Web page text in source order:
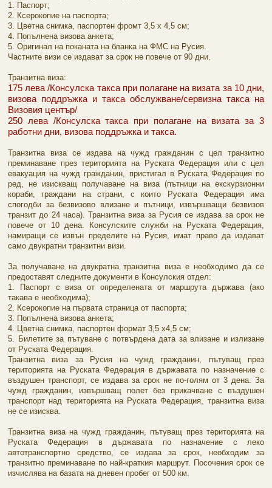
1. Паспорт;
2. Ксерокопие на паспорта;
3. Цветна снимка, паспортен фромт 3,5 х 4,5 см;
4. Попълнена визова анкета;
5. Оригинал на поканата на бланка на ФМС на Русия.
Частните визи се издават за срок не повече от 90 дни.
Транзитна виза:
175 лева /Консулска такса при полагане на визата за 10 дни,
визова поддръжка и такса обслужване/сервизна такса на
Визовия център/
250 лева /Консулска такса при полагане на визата за 3
работни дни, визова поддръжка и такса.
Транзитна виза се издава на чужд гражданин с цел транзитно
преминаване през територията на Руската Федерация или с цел
евакуация на чужд гражданин, пристигал в Руската Федерация по
ред, не изискващ получаване на виза (пътници на екскурзионни
кораби, граждани на страни, с които Руската Федерация има
спогодби за безвизово влизане и пътници, извършващи безвизов
транзит до 24 часа). Транзитна виза за Русия се издава за срок не
повече от 10 дена. Консулските служби на Руската Федерация,
намиращи се извън пределите на Русия, имат право да издават
само двукратни транзитни визи.
За получаване на двукратна транзитна виза е необходимо да се
предоставят следните документи в Консулския отдел:
1. Паспорт с виза от определената от маршрута държава (ако
такава е необходима);
2. Ксерокопие на първата страница от паспорта;
3. Попълнена визова анкета;
4. Цветна снимка, паспортен формат 3,5 х4,5 см;
5. Билетите за пътуване с потвърдена дата за влизане и излизане
от Руската Федерация.
Транзитна виза за Русия на чужд гражданин, пътуващ през
територията на Руската Федерация в държавата по назначение с
въздушен транспорт, се издава за срок не по-голям от 3 дена. За
чужд гражданин, извършващ полет без прикачване с въздушен
транспорт над територията на Руската Федерация, транзитна виза
не се изисква.
Транзитна виза на чужд гражданин, пътуващ през територията на
Руската Федерация в държавата по назначение с леко
автотранспортно средство, се издава за срок, необходим за
транзитно преминаване по най-краткия маршрут. Посочения срок се
изчислява на базата на дневен пробег от 500 км.